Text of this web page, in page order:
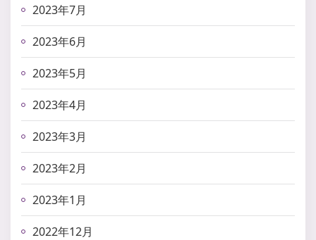
2023年7月
2023年6月
2023年5月
2023年4月
2023年3月
2023年2月
2023年1月
2022年12月